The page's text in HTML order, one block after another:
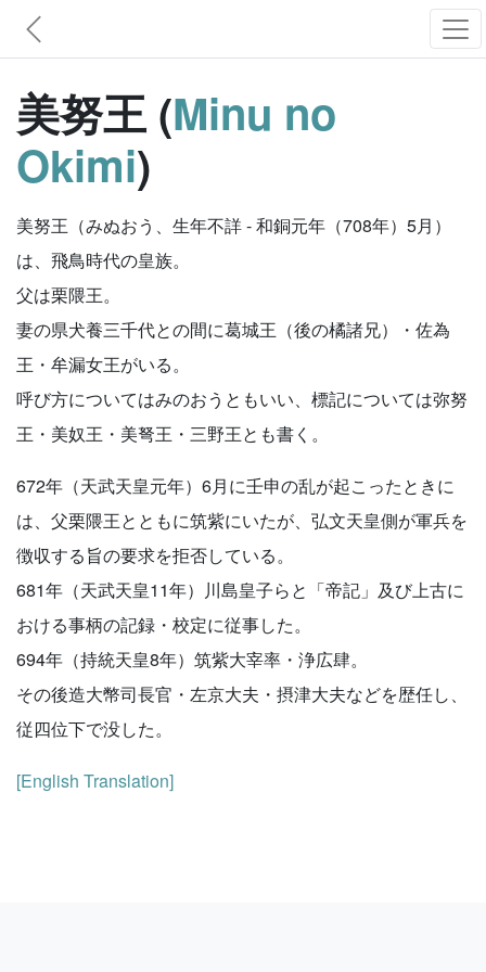
美努王 (Minu no
Okimi)
美努王（みぬおう、生年不詳 - 和銅元年（708年）5月）
は、飛鳥時代の皇族。
父は栗隈王。
妻の県犬養三千代との間に葛城王（後の橘諸兄）・佐為
王・牟漏女王がいる。
呼び方についてはみのおうともいい、標記については弥努
王・美奴王・美弩王・三野王とも書く。
672年（天武天皇元年）6月に壬申の乱が起こったときに
は、父栗隈王とともに筑紫にいたが、弘文天皇側が軍兵を
徴収する旨の要求を拒否している。
681年（天武天皇11年）川島皇子らと「帝記」及び上古に
おける事柄の記録・校定に従事した。
694年（持統天皇8年）筑紫大宰率・浄広肆。
その後造大幣司長官・左京大夫・摂津大夫などを歴任し、
従四位下で没した。
[English Translation]